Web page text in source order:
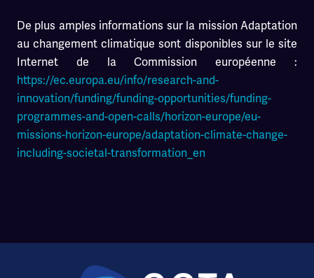
De plus amples informations sur la mission Adaptation
au changement climatique sont disponibles sur le site
Internet de la Commission européenne :
https://ec.europa.eu/info/research-and-
innovation/funding/funding-opportunities/funding-
programmes-and-open-calls/horizon-europe/eu-
missions-horizon-europe/adaptation-climate-change-
including-societal-transformation_en